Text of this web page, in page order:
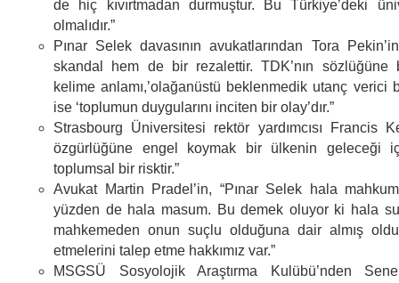
de hiç kıvırtmadan durmuştur. Bu Türkiye’deki
olmalıdır.”
Pınar Selek davasının avukatlarından Tora
skandal hem de bir rezalettir. TDK’nın sözlüğüne
kelime anlamı,’olağanüstü beklenmedik utanç verici
ise ‘toplumun duygularını inciten bir olay’dır.”
Strasbourg Üniversitesi rektör yardımcısı Francis
özgürlüğüne engel koymak bir ülkenin geleceği
toplumsal bir risktir.”
Avukat Martin Pradel’in, “Pınar Selek hala
yüzden de hala masum. Bu demek oluyor ki hala
mahkemeden onun suçlu olduğuna dair almış
etmelerini talep etme hakkımız var.”
MSGSÜ Sosyolojik Araştırma Kulübü’nden